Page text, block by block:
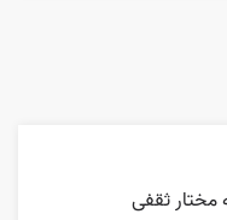
مختار ثقفی